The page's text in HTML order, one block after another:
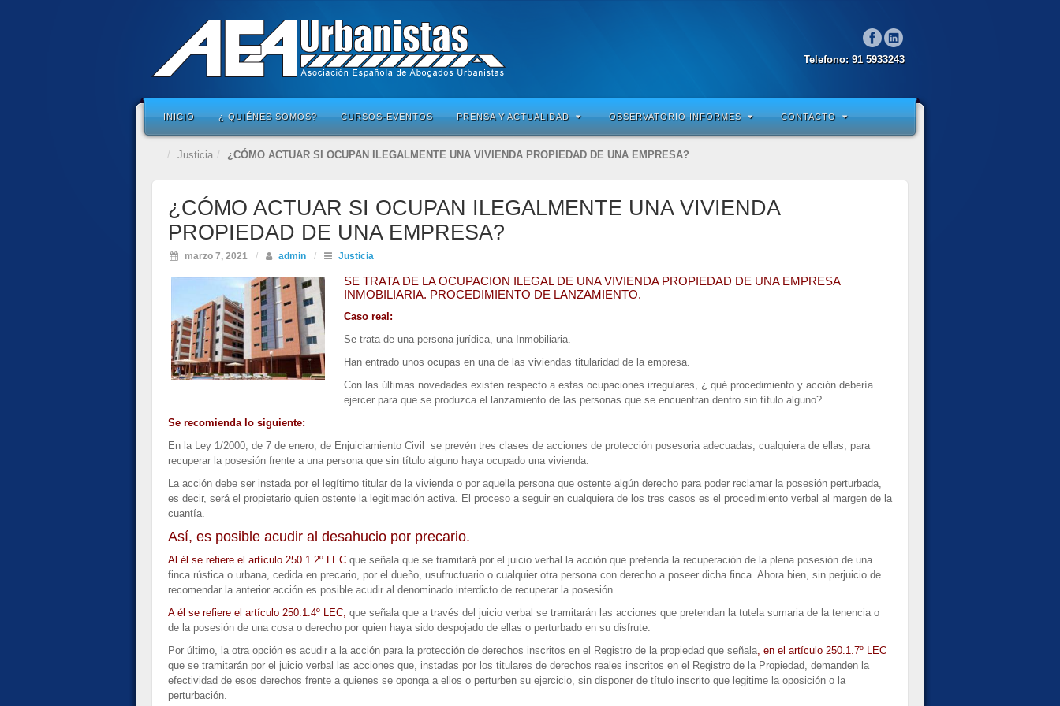
Telefono: 91 5933243
INICIO ¿ QUIÉNES SOMOS? CURSOS-EVENTOS PRENSA Y ACTUALIDAD OBSERVATORIO INFORMES CONTACTO
Justicia ¿CÓMO ACTUAR SI OCUPAN ILEGALMENTE UNA VIVIENDA PROPIEDAD DE UNA EMPRESA?
¿CÓMO ACTUAR SI OCUPAN ILEGALMENTE UNA VIVIENDA
PROPIEDAD DE UNA EMPRESA?
marzo 7, 2021 / admin / Justicia
SE TRATA DE LA OCUPACION ILEGAL DE UNA VIVIENDA PROPIEDAD DE UNA EMPRESA
INMOBILIARIA. PROCEDIMIENTO DE LANZAMIENTO.
Caso real:
Se trata de una persona jurídica, una Inmobiliaria.
Han entrado unos ocupas en una de las viviendas titularidad de la empresa.
Con las últimas novedades existen respecto a estas ocupaciones irregulares, ¿ qué procedimiento y acción debería
ejercer para que se produzca el lanzamiento de las personas que se encuentran dentro sin título alguno?
Se recomienda lo siguiente:
En la Ley 1/2000, de 7 de enero, de Enjuiciamiento Civil se prevén tres clases de acciones de protección posesoria adecuadas, cualquiera de ellas, para
recuperar la posesión frente a una persona que sin título alguno haya ocupado una vivienda.
La acción debe ser instada por el legítimo titular de la vivienda o por aquella persona que ostente algún derecho para poder reclamar la posesión perturbada,
es decir, será el propietario quien ostente la legitimación activa. El proceso a seguir en cualquiera de los tres casos es el procedimiento verbal al margen de la
cuantía.
Así, es posible acudir al desahucio por precario.
Al él se refiere el artículo 250.1.2º LEC que señala que se tramitará por el juicio verbal la acción que pretenda la recuperación de la plena posesión de una
finca rústica o urbana, cedida en precario, por el dueño, usufructuario o cualquier otra persona con derecho a poseer dicha finca. Ahora bien, sin perjuicio de
recomendar la anterior acción es posible acudir al denominado interdicto de recuperar la posesión.
A él se refiere el artículo 250.1.4º LEC, que señala que a través del juicio verbal se tramitarán las acciones que pretendan la tutela sumaria de la tenencia o
de la posesión de una cosa o derecho por quien haya sido despojado de ellas o perturbado en su disfrute.
Por último, la otra opción es acudir a la acción para la protección de derechos inscritos en el Registro de la propiedad que señala, en el artículo 250.1.7º LEC
que se tramitarán por el juicio verbal las acciones que, instadas por los titulares de derechos reales inscritos en el Registro de la Propiedad, demanden la
efectividad de esos derechos frente a quienes se oponga a ellos o perturben su ejercicio, sin disponer de título inscrito que legitime la oposición o la
perturbación.